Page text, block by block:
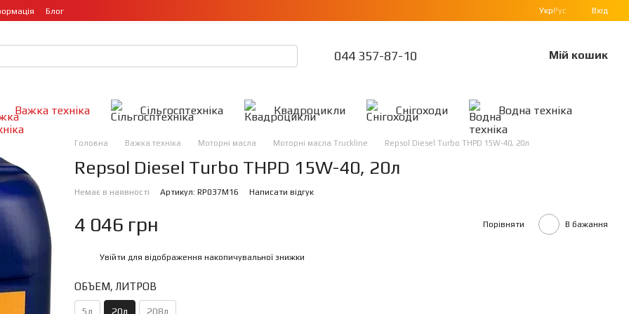
Блог УкрРус Вхід
044 357-87-10 Мій кошик
Важка техніка Сільгосптехніка Квадроцикли Снігоходи Водна техніка
Головна Важка техніка Моторні масла Моторні масла Truckline Repsol Diesel Turbo THPD 15W-40, 20л
Repsol Diesel Turbo THPD 15W-40, 20л
Немає в наявності Артикул: RP037M16 Написати відгук
4 046 грн Порівняти В бажання
Увійти для відображення накопичувальної знижки
ОБЪЕМ, ЛИТРОВ
5л 20л 208л